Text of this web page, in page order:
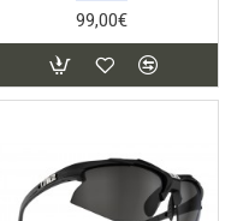
99,00€